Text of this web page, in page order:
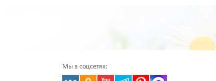
Мы в соцсетях: